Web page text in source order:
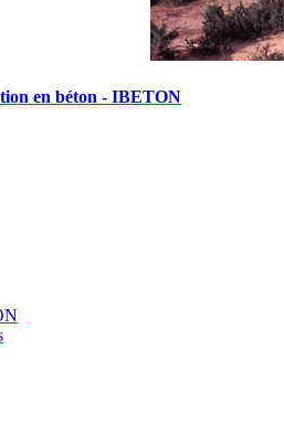
en béton - IBETON